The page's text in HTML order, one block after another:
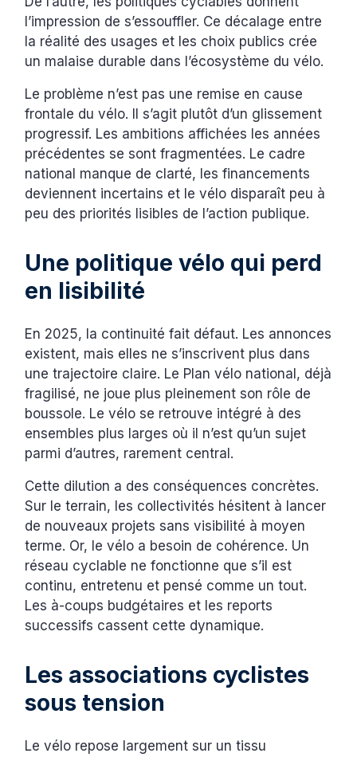
l’impression de s’essouffler. Ce décalage entre
la réalité des usages et les choix publics crée
un malaise durable dans l’écosystème du vélo.
Le problème n’est pas une remise en cause
frontale du vélo. Il s’agit plutôt d’un glissement
progressif. Les ambitions affichées les années
précédentes se sont fragmentées. Le cadre
national manque de clarté, les financements
deviennent incertains et le vélo disparaît peu à
peu des priorités lisibles de l’action publique.
Une politique vélo qui perd
en lisibilité
En 2025, la continuité fait défaut. Les annonces
existent, mais elles ne s’inscrivent plus dans
une trajectoire claire. Le Plan vélo national, déjà
fragilisé, ne joue plus pleinement son rôle de
boussole. Le vélo se retrouve intégré à des
ensembles plus larges où il n’est qu’un sujet
parmi d’autres, rarement central.
Cette dilution a des conséquences concrètes.
Sur le terrain, les collectivités hésitent à lancer
de nouveaux projets sans visibilité à moyen
terme. Or, le vélo a besoin de cohérence. Un
réseau cyclable ne fonctionne que s’il est
continu, entretenu et pensé comme un tout.
Les à-coups budgétaires et les reports
successifs cassent cette dynamique.
Les associations cyclistes
sous tension
Le vélo repose largement sur un tissu